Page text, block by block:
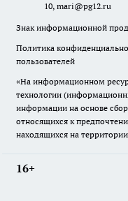
10, mari@pg12.ru
Знак информационной
Политика
пользователей
«На информационном
технологии
информации на основе
относящихся к
находящихся на
16+